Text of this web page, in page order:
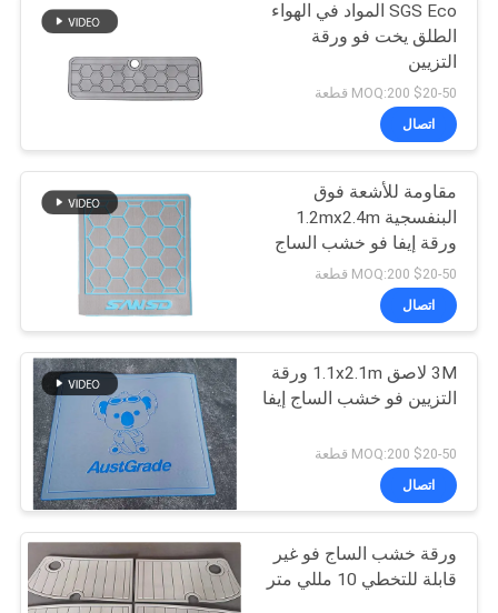
وسادة تبريد حصيرة
البحرية
9
ورقة رغوة إيفا ذاتية
اللصق
7
ورقة إيفا فو خشب
الساج
20
SGS Eco المواد في الهواء
الطلق يخت فو ورقة
التزيين
$20-50 MOQ:200 قطعة
اتصال
مقاومة للأشعة فوق
البنفسجية 1.2mx2.4m
ورقة إيفا فو خشب الساج
مرنة
$20-50 MOQ:200 قطعة
اتصال
3M لاصق 1.1x2.1m ورقة
التزيين فو خشب الساج إيفا
$20-50 MOQ:200 قطعة
اتصال
ورقة خشب الساج فو غير
قابلة للتخطي 10 مللي متر